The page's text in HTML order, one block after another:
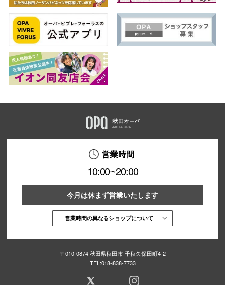
営業時間
10:00~20:00
今月は休まず営業いたします
営業時間の異なるショップについて
〒010-0874 秋田県秋田市 千秋久保田町4-2
TEL:018-838-7733